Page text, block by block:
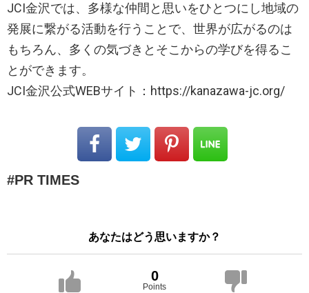
JCI金沢では、多様な仲間と思いをひとつにし地域の
発展に繋がる活動を行うことで、世界が広がるのは
もちろん、多くの気づきとそこからの学びを得るこ
とができます。
JCI金沢公式WEBサイト：https://kanazawa-jc.org/
PR TIMES
あなたはどう思いますか？
0
Points